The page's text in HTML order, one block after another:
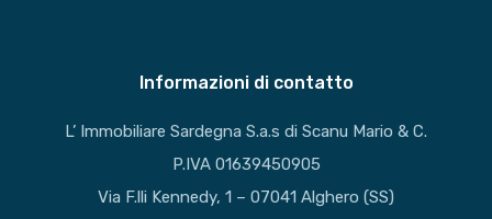
Informazioni di contatto
L’ Immobiliare Sardegna S.a.s di Scanu Mario & C.
P.IVA 01639450905
Via F.lli Kennedy, 1 – 07041 Alghero (SS)